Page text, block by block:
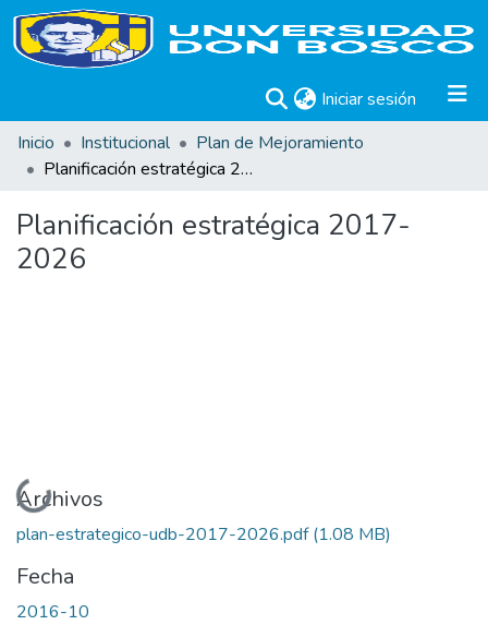
Iniciar sesión (current)
Inicio
Institucional
Plan de Mejoramiento
Planificación estratégica 2017-2026
Planificación estratégica 2017-
2026
Cargando...
Archivos
plan-estrategico-udb-2017-2026.pdf(1.08 MB)
Fecha
2016-10